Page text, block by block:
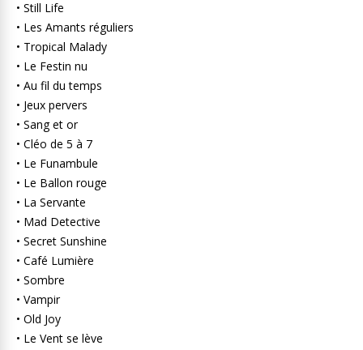
• Still Life
• Les Amants réguliers
• Tropical Malady
• Le Festin nu
• Au fil du temps
• Jeux pervers
• Sang et or
• Cléo de 5 à 7
• Le Funambule
• Le Ballon rouge
• La Servante
• Mad Detective
• Secret Sunshine
• Café Lumière
• Sombre
• Vampir
• Old Joy
• Le Vent se lève